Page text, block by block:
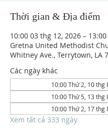
Thời gian & Địa điểm
10:00 03 thg 12, 2026 – 13:00
Gretna United Methodist
Whitney Ave., Terrytown, LA
Các ngày khác
10:00 Thứ 2, 10 thg
10:00 Thứ 5, 13 thg
10:00 Thứ 2, 17 thg
Xem tất cả 333 ngày